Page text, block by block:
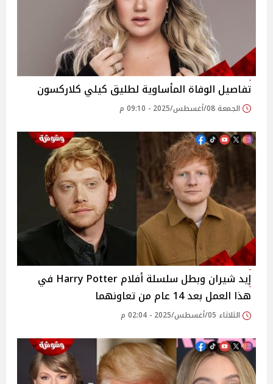
تفاصيل الوفاة المأساوية لطليق كيلي كلاركسون
الجمعة 08/أغسطس/2025 - 09:10 م
إيد شيران وبطل سلسلة أفلام Harry Potter في
هذا العمل بعد 14 عام من تعاونهما
الثلاثاء 05/أغسطس/2025 - 02:04 م